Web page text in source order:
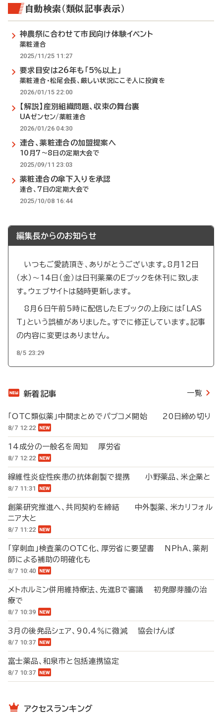
自動検索（類似記事表示）
神農祭に合わせて市民向け体験イベント
薬粧連合
2025/11/25 11:27
要求目安は26年も「5％以上」
薬粧連合・松尾会長、厳しい状況にこそ人に投資を
2026/01/15 22:00
【解説】産別組織問題、収束の舞台裏
UAゼンセン/薬粧連合
2026/01/26 04:30
連合、薬粧連合の加盟提案へ
10月7～8日の定期大会で
2025/09/11 23:03
薬粧連合の傘下入りを承認
連合、7日の定期大会で
2025/10/08 16:44
編集長からのお知らせ
いつもご愛読頂き、ありがとうございます。8月12日
（水）～14日（金）は日刊薬業のEブックを休刊に致しま
す。ウェブサイトは随時更新します。
8月6日午前5時に配信したEブックの上段には「LAS
T」という誤植がありました。すでに修正しています。記事
の内容に変更はありません。
8/5 23:29
新着記事 一覧
「OTC類似薬」中間まとめでパブコメ開始 20日締め切り
8/7 12:22
14成分の一般名を周知 厚労省
8/7 12:22
線維性炎症性疾患の抗体創製で提携 小野薬品、米企業と
8/7 11:31
創薬研究推進へ、共同契約を締結 中外製薬、米カリフォル
ニア大と
8/7 11:22
「穿刺血」検査薬のOTC化、厚労省に要望書 NPhA、薬剤
師による補助の明確化も
8/7 10:40
メトホルミン併用維持療法、先進Bで審議 初発膠芽腫の治
療で
8/7 10:39
3月の後発品シェア、90.4％に微減 協会けんぽ
8/7 10:37
富士薬品、和泉市と包括連携協定
8/7 10:37
アクセスランキング